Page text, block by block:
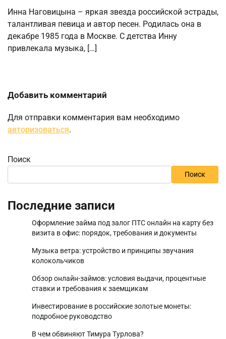
Инна Наговицына – яркая звезда российской эстрады,
талантливая певица и автор песен. Родилась она в
декабре 1985 года в Москве. С детства Инну
привлекала музыка, […]
Добавить комментарий
Для отправки комментария вам необходимо
авторизоваться.
Поиск
Поиск
Последние записи
Оформление займа под залог ПТС онлайн на карту без
визита в офис: порядок, требования и документы
Музыка ветра: устройство и принципы звучания
колокольчиков
Обзор онлайн-займов: условия выдачи, процентные
ставки и требования к заемщикам
Инвестирование в российские золотые монеты:
подробное руководство
В чем обвиняют Тимура Турлова?